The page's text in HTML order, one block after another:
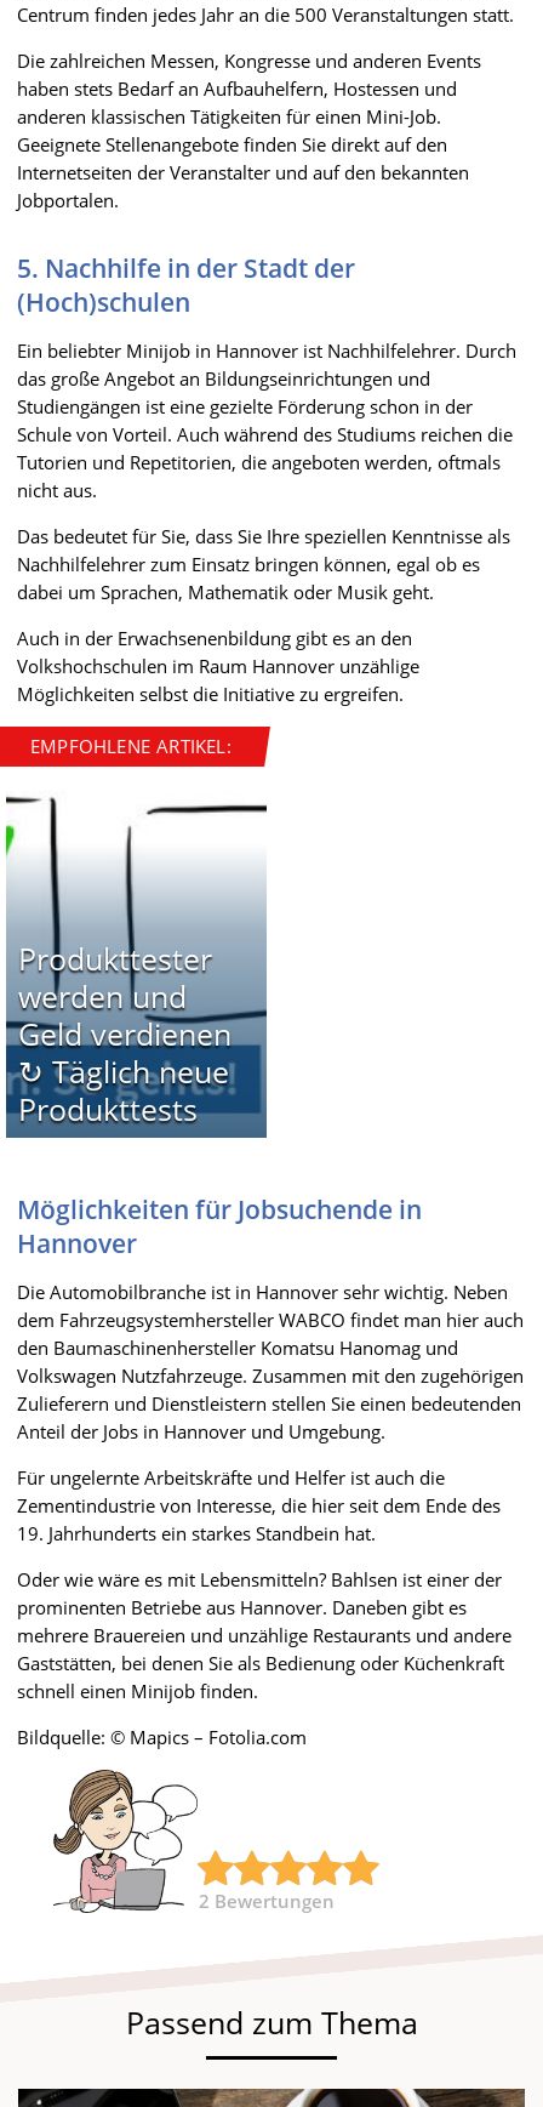
Centrum finden jedes Jahr an die 500 Veranstaltungen statt.
Die zahlreichen Messen, Kongresse und anderen Events
haben stets Bedarf an Aufbauhelfern, Hostessen und
anderen klassischen Tätigkeiten für einen Mini-Job.
Geeignete Stellenangebote finden Sie direkt auf den
Internetseiten der Veranstalter und auf den bekannten
Jobportalen.
5. Nachhilfe in der Stadt der
(Hoch)schulen
Ein beliebter Minijob in Hannover ist Nachhilfelehrer. Durch
das große Angebot an Bildungseinrichtungen und
Studiengängen ist eine gezielte Förderung schon in der
Schule von Vorteil. Auch während des Studiums reichen die
Tutorien und Repetitorien, die angeboten werden, oftmals
nicht aus.
Das bedeutet für Sie, dass Sie Ihre speziellen Kenntnisse als
Nachhilfelehrer zum Einsatz bringen können, egal ob es
dabei um Sprachen, Mathematik oder Musik geht.
Auch in der Erwachsenenbildung gibt es an den
Volkshochschulen im Raum Hannover unzählige
Möglichkeiten selbst die Initiative zu ergreifen.
EMPFOHLENE ARTIKEL:
Produkttester
werden und
Geld verdienen
↻ Täglich neue
Produkttests
Möglichkeiten für Jobsuchende in
Hannover
Die Automobilbranche ist in Hannover sehr wichtig. Neben
dem Fahrzeugsystemhersteller WABCO findet man hier auch
den Baumaschinenhersteller Komatsu Hanomag und
Volkswagen Nutzfahrzeuge. Zusammen mit den zugehörigen
Zulieferern und Dienstleistern stellen Sie einen bedeutenden
Anteil der Jobs in Hannover und Umgebung.
Für ungelernte Arbeitskräfte und Helfer ist auch die
Zementindustrie von Interesse, die hier seit dem Ende des
19. Jahrhunderts ein starkes Standbein hat.
Oder wie wäre es mit Lebensmitteln? Bahlsen ist einer der
prominenten Betriebe aus Hannover. Daneben gibt es
mehrere Brauereien und unzählige Restaurants und andere
Gaststätten, bei denen Sie als Bedienung oder Küchenkraft
schnell einen Minijob finden.
Bildquelle: © Mapics – Fotolia.com
2 Bewertungen
Passend zum Thema